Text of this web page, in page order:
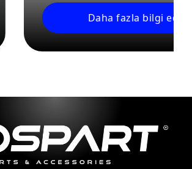
Daha fazla bilgi edinin